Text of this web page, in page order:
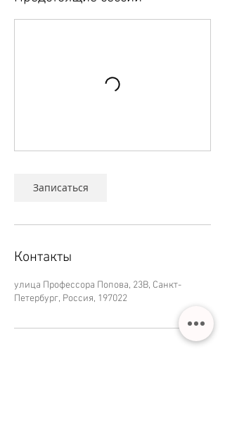
Записаться
Контакты
улица Профессора Попова, 23В, Санкт-
Петербург, Россия, 197022